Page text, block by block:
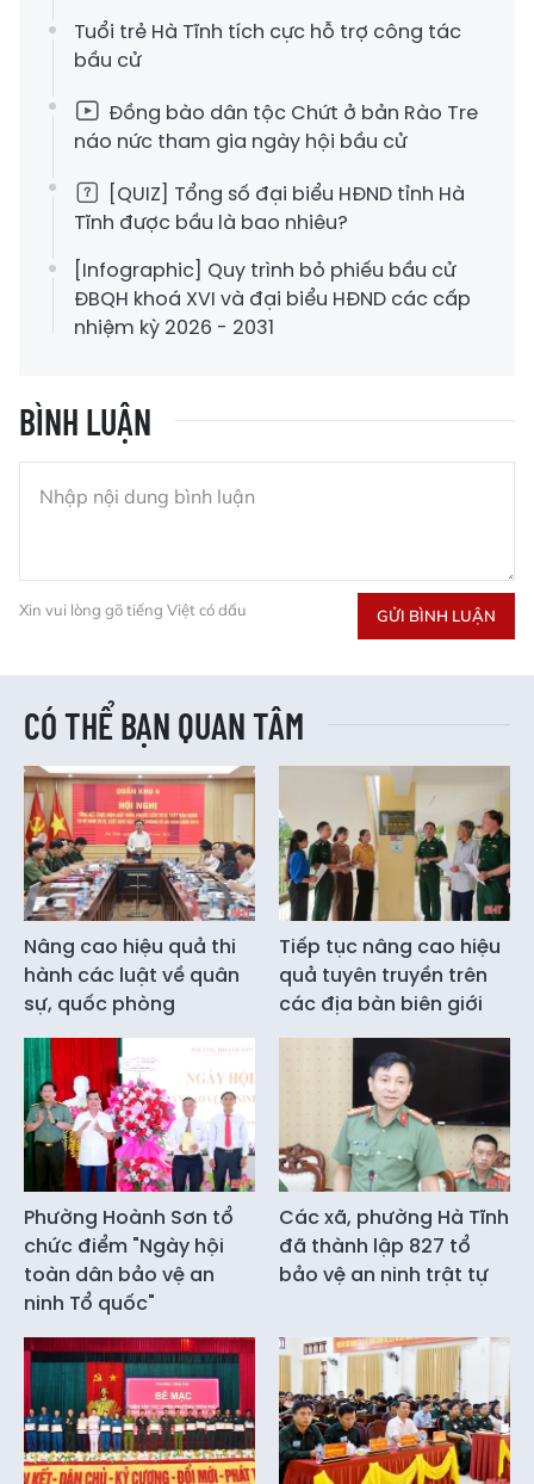
Tuổi trẻ Hà Tĩnh tích cực hỗ trợ công tác
bầu cử
Đồng bào dân tộc Chứt ở bản Rào Tre
náo nức tham gia ngày hội bầu cử
[QUIZ] Tổng số đại biểu HĐND tỉnh Hà
Tĩnh được bầu là bao nhiêu?
[Infographic] Quy trình bỏ phiếu bầu cử
ĐBQH khoá XVI và đại biểu HĐND các cấp
nhiệm kỳ 2026 - 2031
BÌNH LUẬN
Xin vui lòng gõ tiếng Việt có dấu GỬI BÌNH LUẬN
CÓ THỂ BẠN QUAN TÂM
Nâng cao hiệu quả thi
hành các luật về quân
sự, quốc phòng
Tiếp tục nâng cao hiệu
quả tuyên truyền trên
các địa bàn biên giới
Phường Hoành Sơn tổ
chức điểm "Ngày hội
toàn dân bảo vệ an
ninh Tổ quốc"
Các xã, phường Hà Tĩnh
đã thành lập 827 tổ
bảo vệ an ninh trật tự